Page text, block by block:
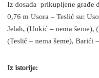
Iz dosada prikupljene građe
0,76 m Usora – Teslić su:
Jelah, (Unkić – nema šeme),
(Teslić – nema šeme), Barići
Iz istorije: